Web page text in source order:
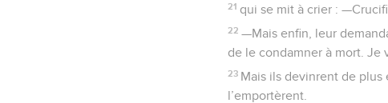
21 qui se mit à crier :
22 —Mais enfin, leur
de le condamner à mort. Je
23 Mais ils devinrent de plus
l’emportèrent.